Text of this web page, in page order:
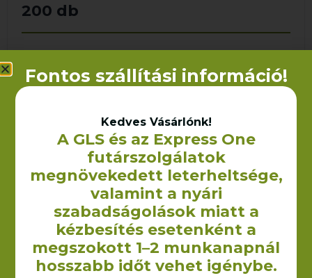
200 db
335 Ft/db+ÁFA
535 Ft/db+ÁFA
2 SZÍN **
695 Ft/db+ÁFA
500 db
Fontos szállítási információ!
Kedves Vásárlónk!
A GLS és az Express One
futárszolgálatok
megnövekedett leterheltsége,
valamint a nyári
szabadságolások miatt a
kézbesítés esetenként a
megszokott 1–2 munkanapnál
hosszabb időt vehet igénybe.